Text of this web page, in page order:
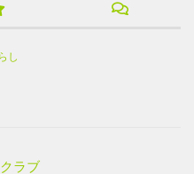
し
ラブ